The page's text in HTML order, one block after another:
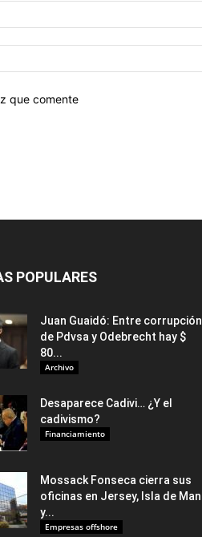
que comente
POPULARES
Juan Guaidó: Entre corrupción
de Pdvsa y Odebrecht hay $
80...
Archivo
Desaparece Cadivi… ¿Y el
cadivismo?
Financiamiento
Mossack Fonseca cierra sus
oficinas en Jersey, Isla de Man
y...
Empresas offshore